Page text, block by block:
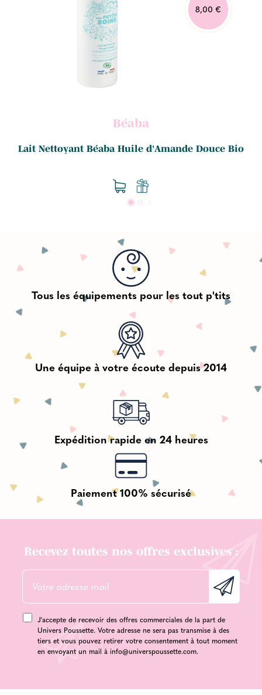
8,00 €
Béaba
Lait Nettoyant Béaba Huile d'Amande Douce Bio
Tous les équipements pour les tout p'tits
Une équipe à votre écoute depuis 2014
Expédition rapide en 24 heures
Paiement 100% sécurisé
Recevez toutes nos offres exclusives :
J'accepte de recevoir des offres commerciales de la part de
Univers Poussette. Votre adresse ne sera pas transmise à des
tiers et vous pouvez retirer votre consentement à tout moment
en envoyant un mail à info@universpoussette.com.